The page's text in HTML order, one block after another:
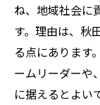
ね、地域社会に
す。理由は、秋
る点にあります
ームリーダーや
に据えるとよい